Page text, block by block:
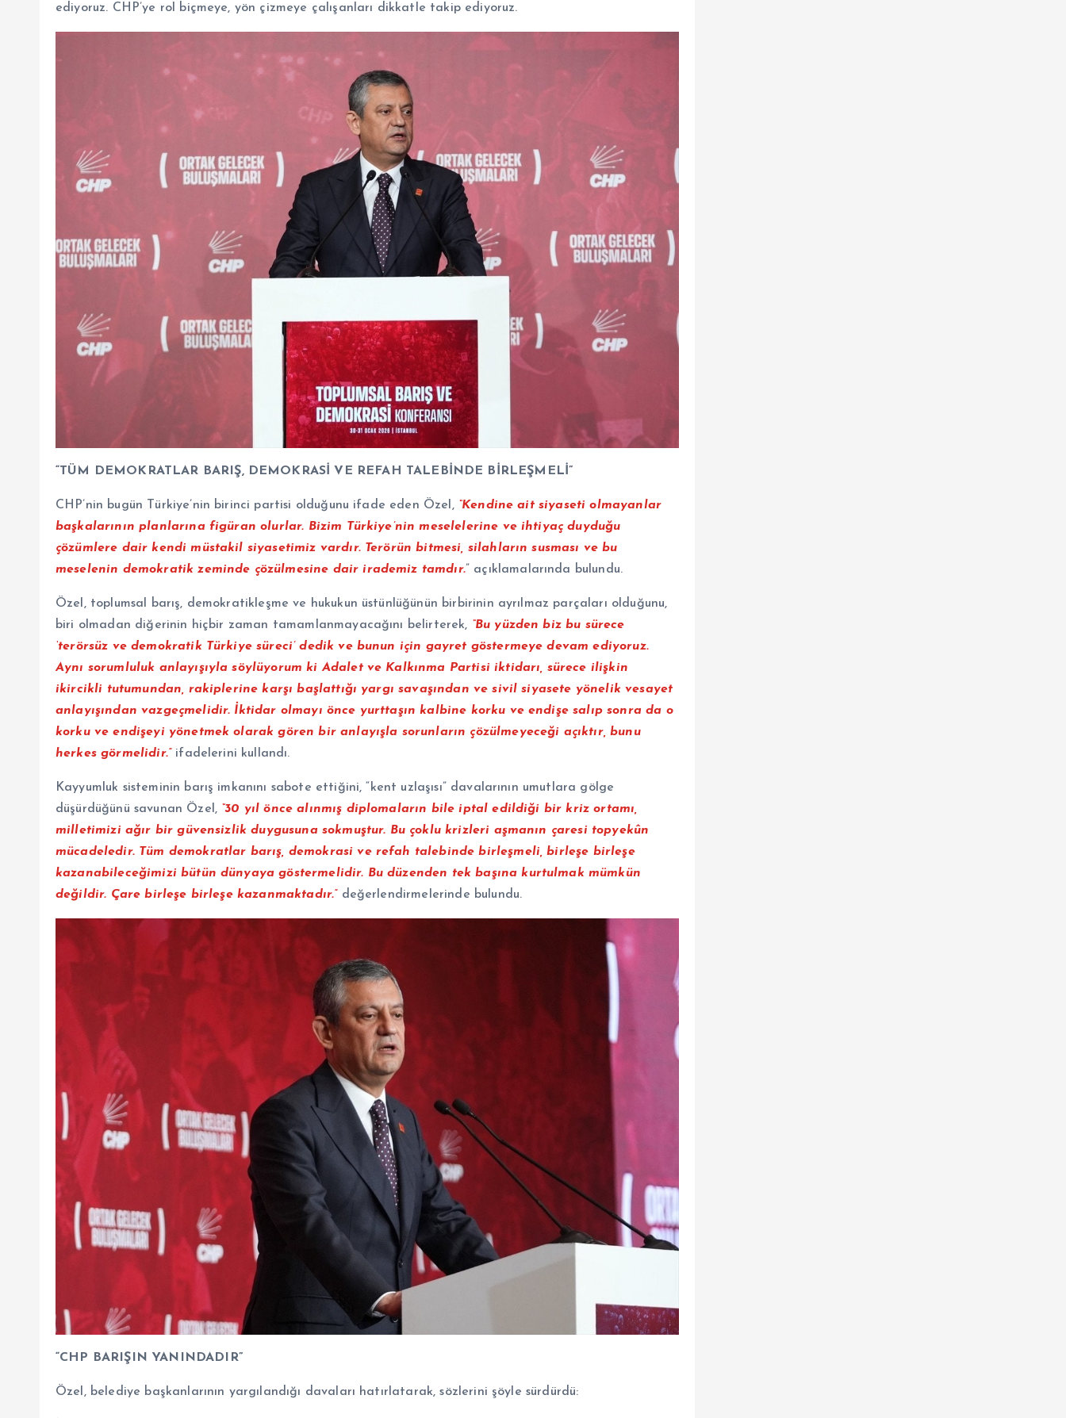
ediyoruz. CHP’ye rol biçmeye, yön çizmeye çalışanları dikkatle takip ediyoruz.
“TÜM DEMOKRATLAR BARIŞ, DEMOKRASİ VE REFAH TALEBİNDE BİRLEŞMELİ”
CHP’nin bugün Türkiye’nin birinci partisi olduğunu ifade eden Özel, “Kendine ait siyaseti olmayanlar
başkalarının planlarına figüran olurlar. Bizim Türkiye’nin meselelerine ve ihtiyaç duyduğu
çözümlere dair kendi müstakil siyasetimiz vardır. Terörün bitmesi, silahların susması ve bu
meselenin demokratik zeminde çözülmesine dair irademiz tamdır.” açıklamalarında bulundu.
Özel, toplumsal barış, demokratikleşme ve hukukun üstünlüğünün birbirinin ayrılmaz parçaları olduğunu,
biri olmadan diğerinin hiçbir zaman tamamlanmayacağını belirterek, “Bu yüzden biz bu sürece
‘terörsüz ve demokratik Türkiye süreci’ dedik ve bunun için gayret göstermeye devam ediyoruz.
Aynı sorumluluk anlayışıyla söylüyorum ki Adalet ve Kalkınma Partisi iktidarı, sürece ilişkin
ikircikli tutumundan, rakiplerine karşı başlattığı yargı savaşından ve sivil siyasete yönelik vesayet
anlayışından vazgeçmelidir. İktidar olmayı önce yurttaşın kalbine korku ve endişe salıp sonra da o
korku ve endişeyi yönetmek olarak gören bir anlayışla sorunların çözülmeyeceği açıktır, bunu
herkes görmelidir.”ifadelerini kullandı.
Kayyumluk sisteminin barış imkanını sabote ettiğini, “kent uzlaşısı” davalarının umutlara gölge
düşürdüğünü savunan Özel, “30 yıl önce alınmış diplomaların bile iptal edildiği bir kriz ortamı,
milletimizi ağır bir güvensizlik duygusuna sokmuştur. Bu çoklu krizleri aşmanın çaresi topyekûn
mücadeledir. Tüm demokratlar barış, demokrasi ve refah talebinde birleşmeli, birleşe birleşe
kazanabileceğimizi bütün dünyaya göstermelidir. Bu düzenden tek başına kurtulmak mümkün
değildir. Çare birleşe birleşe kazanmaktadır.”değerlendirmelerinde bulundu.
“CHP BARIŞIN YANINDADIR”
Özel, belediye başkanlarının yargılandığı davaları hatırlatarak, sözlerini şöyle sürdürdü: